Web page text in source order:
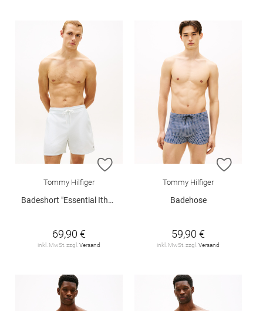
ZUR WUNSCHLISTE HINZUFÜGEN
Tommy Hilfiger
Badeshort "Essential Ithaca Stripe Mid Length Swim Shorts"
69,90 €
inkl. MwSt. zzgl. Versand
ZUR
Tommy Hilfiger
Badehose
59,90 €
inkl. MwSt. zzgl. Versand